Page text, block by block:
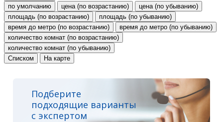
по умолчанию
цена (по возрастанию)
цена (по убыванию)
площадь (по возрастанию)
площадь (по убыванию)
время до метро (по возрастанию)
время до метро (по убыванию)
количество комнат (по возрастанию)
количество комнат (по убыванию)
Списком
На карте
Подберите
подходящие варианты
с экспертом